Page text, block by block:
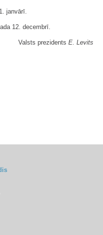
janvārī.
12. decembrī.
Valsts prezidents E. Levits